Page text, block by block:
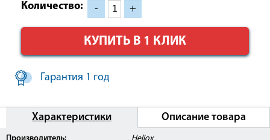
Количество: - +
КУПИТЬ В 1 КЛИК
Гарантия 1 год
Характеристики Описание товара
Данное изделие поставляется с